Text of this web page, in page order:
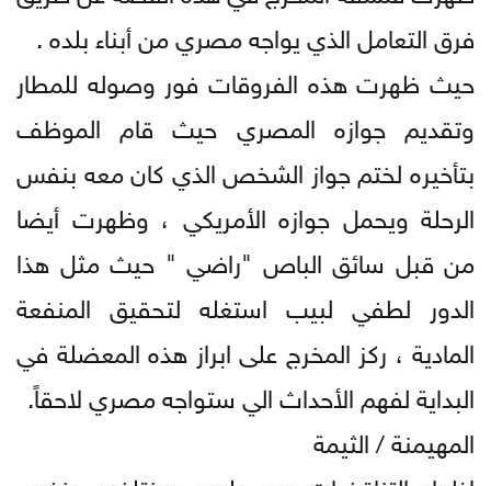
فرق التعامل الذي يواجه مصري من أبناء بلده .
حيث ظهرت هذه الفروقات فور وصوله للمطار
وتقديم جوازه المصري حيث قام الموظف
بتأخيره لختم جواز الشخص الذي كان معه بنفس
الرحلة ويحمل جوازه الأمريكي ، وظهرت أيضا
من قبل سائق الباص "راضي " حيث مثل هذا
الدور لطفي لبيب استغله لتحقيق المنفعة
المادية ، ركز المخرج على ابراز هذه المعضلة في
البداية لفهم الأحداث الي ستواجه مصري لاحقاً.
المهيمنة / الثيمة